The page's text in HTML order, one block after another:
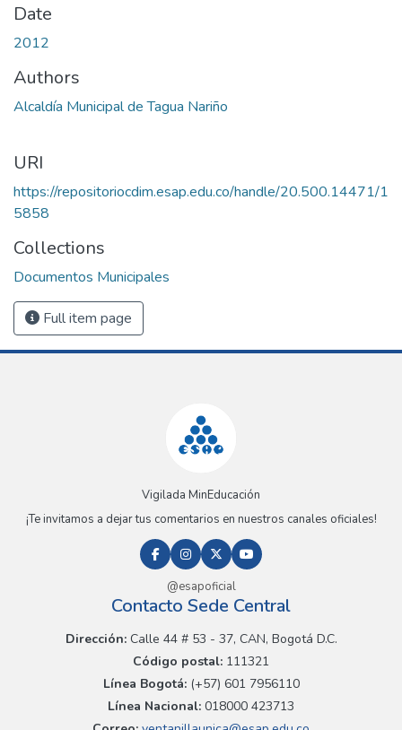
Date
2012
Authors
Alcaldía Municipal de Tagua Nariño
URI
https://repositoriocdim.esap.edu.co/handle/20.500.14471/1
5858
Collections
Documentos Municipales
Full item page
Vigilada MinEducación
¡Te invitamos a dejar tus comentarios en nuestros canales oficiales!
@esapoficial
Contacto Sede Central
Dirección:Calle 44 # 53 - 37, CAN, Bogotá D.C.
Código postal: 111321
Línea Bogotá:(+57) 601 7956110
Línea Nacional: 018000 423713